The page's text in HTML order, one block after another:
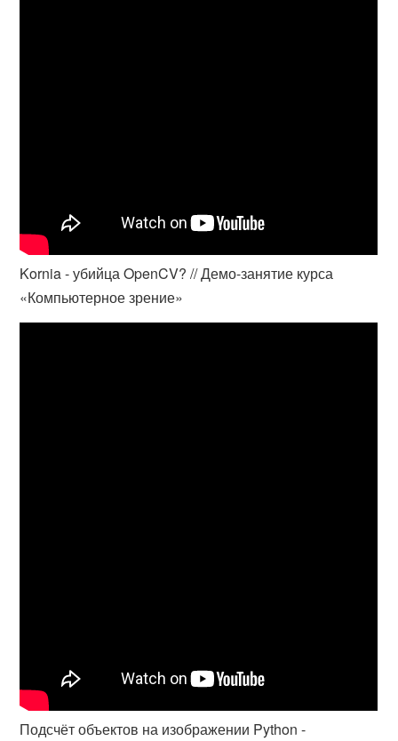
Kornia - убийца OpenCV? // Демо-занятие курса
«Компьютерное зрение»
Подсчёт объектов на изображении Python -